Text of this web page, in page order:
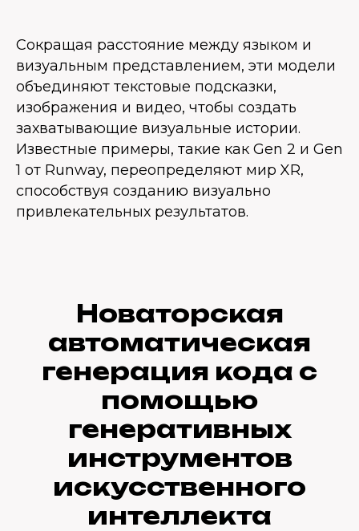
Сокращая расстояние между языком и
визуальным представлением, эти модели
объединяют текстовые подсказки,
изображения и видео, чтобы создать
захватывающие визуальные истории.
Известные примеры, такие как Gen 2 и Gen
1 от Runway, переопределяют мир XR,
способствуя созданию визуально
привлекательных результатов.
Новаторская
автоматическая
генерация кода с
помощью
генеративных
инструментов
искусственного
интеллекта